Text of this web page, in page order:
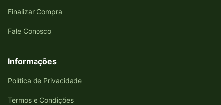
Finalizar Compra
Fale Conosco
Informações
Política de Privacidade
Termos e Condições